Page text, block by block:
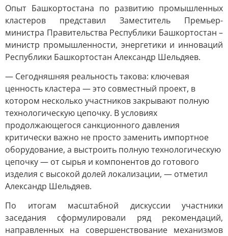
Опыт Башкортостана по развитию промышленных
кластеров представил Заместитель Премьер-
министра Правительства Республики Башкортостан –
министр промышленности, энергетики и инноваций
Республики Башкортостан Александр Шельдяев.
— Сегодняшняя реальность такова: ключевая
ценность кластера — это совместный проект, в
котором несколько участников закрывают полную
технологическую цепочку. В условиях
продолжающегося санкционного давления
критически важно не просто заменить импортное
оборудование, а выстроить полную технологическую
цепочку — от сырья и компонентов до готового
изделия с высокой долей локализации, — отметил
Александр Шельдяев.
По итогам масштабной дискуссии участники
заседания сформулировали ряд рекомендаций,
направленных на совершенствование механизмов